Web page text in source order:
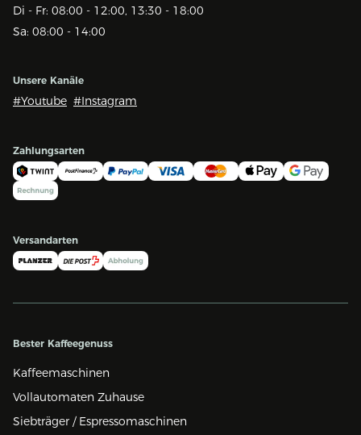
Di - Fr: 08:00 - 12:00, 13:30 - 18:00
Sa: 08:00 - 14:00
Unsere Kanäle
#Youtube #Instagram
Zahlungsarten
Versandarten
Bester Kaffeegenuss
Kaffeemaschinen
Vollautomaten Zuhause
Siebträger / Espressomaschinen